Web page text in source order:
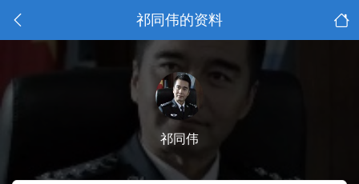
祁同伟的资料
祁同伟